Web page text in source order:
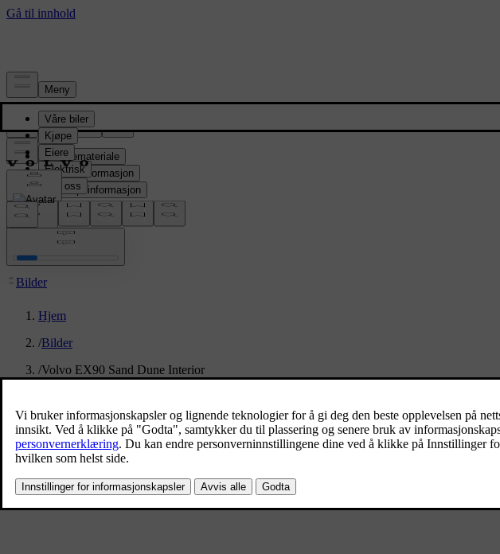
Presserom
Pressemateriale
Produktinformasjon
Selskapsinformasjon
Mediekontakter
location:
Bilder
Hjem
/Bilder
/Volvo EX90 Sand Dune Interior